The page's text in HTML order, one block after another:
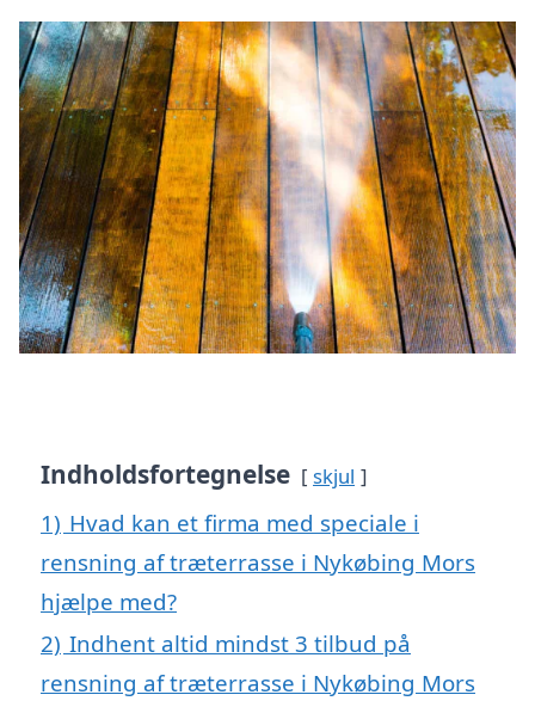
Indholdsfortegnelse skjul
1) Hvad kan et firma med speciale i
rensning af træterrasse i Nykøbing Mors
hjælpe med?
2) Indhent altid mindst 3 tilbud på
rensning af træterrasse i Nykøbing Mors